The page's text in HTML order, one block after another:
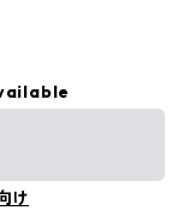
け